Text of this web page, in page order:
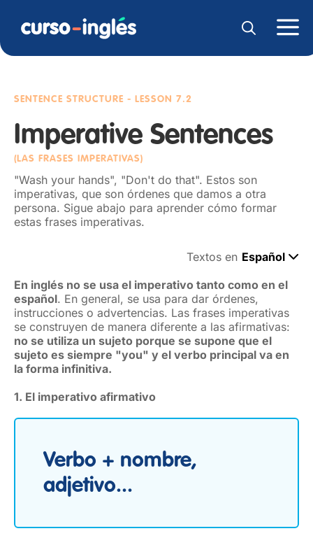
SENTENCE STRUCTURE - LESSON 7.2
Imperative Sentences
(LAS FRASES IMPERATIVAS)
"Wash your hands", "Don't do that". Estos son
imperativas, que son órdenes que damos a otra
persona. Sigue abajo para aprender cómo formar
estas frases imperativas.
Textos en Español
En inglés no se usa el imperativo tanto como en el
español. En general, se usa para dar órdenes,
instrucciones o advertencias. Las frases imperativas
se construyen de manera diferente a las afirmativas:
no se utiliza un sujeto porque se supone que el
sujeto es siempre "you" y el verbo principal va en
la forma infinitiva.
1. El imperativo afirmativo
Verbo + nombre,
adjetivo...